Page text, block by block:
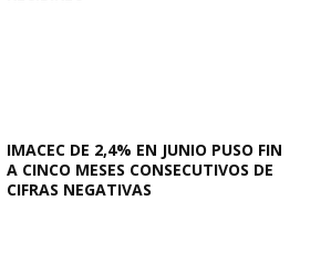
IMACEC DE 2,4% EN JUNIO PUSO FIN
A CINCO MESES CONSECUTIVOS DE
CIFRAS NEGATIVAS